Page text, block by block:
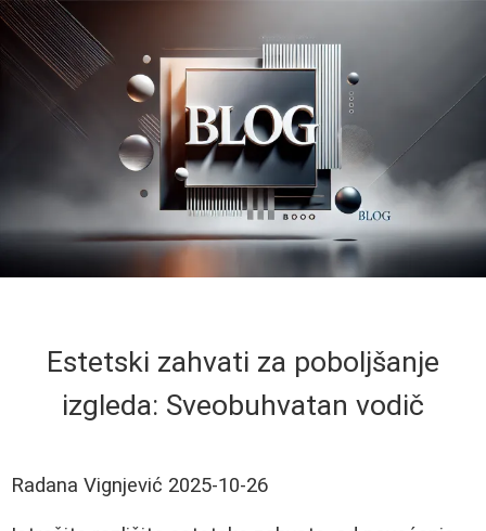
Estetski zahvati za poboljšanje
izgleda: Sveobuhvatan vodič
Radana Vignjević 2025-10-26